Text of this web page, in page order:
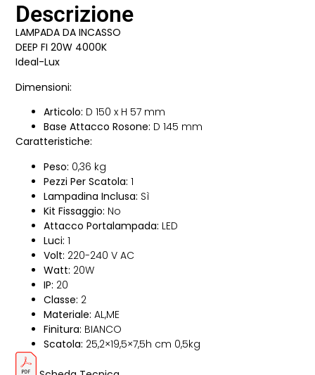
Descrizione
LAMPADA DA INCASSO
DEEP FI 20W 4000K
Ideal-Lux
Dimensioni:
Articolo: D 150 x H 57 mm
Base Attacco Rosone: D 145 mm
Caratteristiche:
Peso: 0,36 kg
Pezzi Per Scatola: 1
Lampadina Inclusa: Sì
Kit Fissaggio: No
Attacco Portalampada: LED
Luci: 1
Volt: 220-240 V AC
Watt: 20W
IP: 20
Classe: 2
Materiale: AL,ME
Finitura: BIANCO
Scatola: 25,2×19,5×7,5h cm 0,5kg